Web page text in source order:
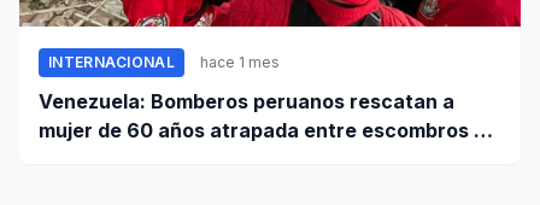
INTERNACIONAL hace 1 mes
Venezuela: Bomberos peruanos rescatan a
mujer de 60 años atrapada entre escombros de